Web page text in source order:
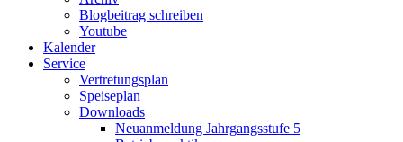
Blogbeitrag schreiben
Youtube
Kalender
Service
Vertretungsplan
Speiseplan
Downloads
Neuanmeldung Jahrgangsstufe 5